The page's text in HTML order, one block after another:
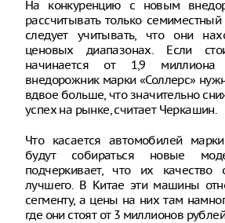
На конкуренцию с новым
рассчитывать только
следует учитывать, что они
ценовых диапазонах. Если
начинается от 1,9
внедорожник марки «Соллерс»
вдвое больше, что значительно
успех на рынке, считает Черкашин.
Что касается автомобилей
будут собираться новые
подчеркивает, что их качество
лучшего. В Китае эти машины
сегменту, а цены на них там
где они стоят от 3 миллионов